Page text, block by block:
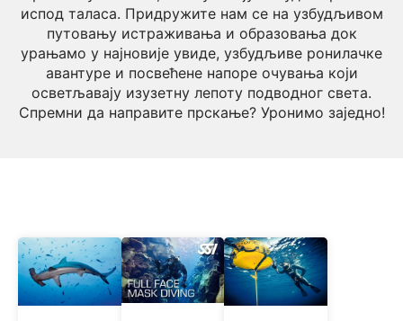
испод таласа. Придружите нам се на узбудљивом
путовању истраживања и образовања док
урањамо у најновије увиде, узбудљиве ронилачке
авантуре и посвећене напоре очувања који
осветљавају изузетну лепоту подводног света.
Спремни да направите прскање? Уронимо заједно!